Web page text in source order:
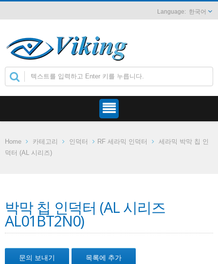
한국어
Home 카테고리 인덕터 RF 세라믹 인덕터
세라믹 박막 칩 인
덕터 (AL 시리즈)
박막 칩 인덕터 (AL 시리즈
AL01BT2N0)
문의 보내기 목록에 추가